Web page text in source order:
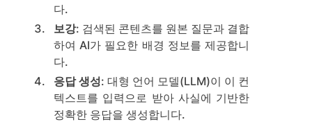
다.
보강: 검색된 콘텐츠를 원본 질문과 결합
하여 AI가 필요한 배경 정보를 제공합니
다.
응답 생성: 대형 언어 모델(LLM)이 이 컨
텍스트를 입력으로 받아 사실에 기반한
정확한 응답을 생성합니다.